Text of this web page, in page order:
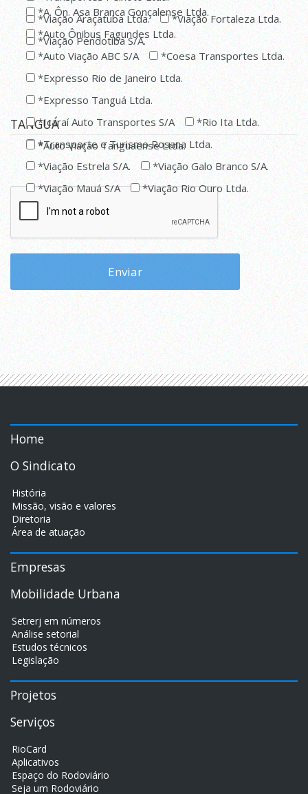
*Viação Araçatuba Ltda.
*Viação Fortaleza Ltda.
*Viação Pendotiba S/A.
*A. Ôn. Asa Branca Gonçalense Ltda.
*Auto Ônibus Fagundes Ltda.
*Auto Viação ABC S/A
*Coesa Transportes Ltda.
*Expresso Rio de Janeiro Ltda.
*Expresso Tanguá Ltda.
*Icaraí Auto Transportes S/A
*Rio Ita Ltda.
*Transporte e Turismo Rosana Ltda.
*Viação Estrela S/A.
*Viação Galo Branco S/A.
*Viação Mauá S/A
*Viação Rio Ouro Ltda.
TANGUÁ
*Auto Viação Tanguaense Ltda.
Home
O Sindicato
História
Missão, visão e valores
Diretoria
Área de atuação
Empresas
Mobilidade Urbana
Setrerj em números
Análise setorial
Estudos técnicos
Legislação
Projetos
Serviços
RioCard
Aplicativos
Espaço do Rodoviário
Seja um Rodoviário